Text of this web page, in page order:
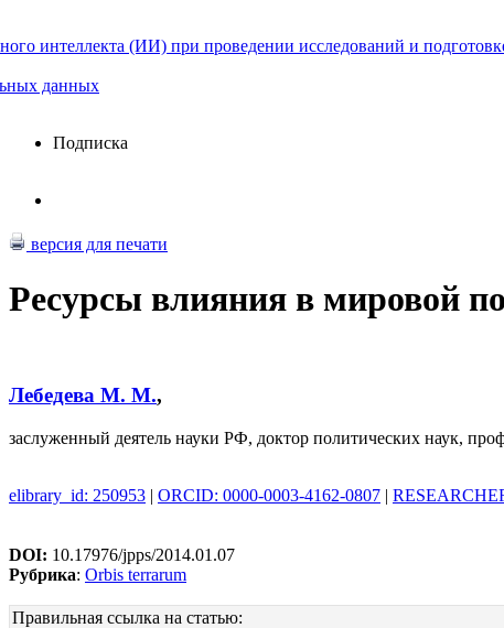
интеллекта (ИИ) при проведении исследований и
данных
Подписка
версия для печати
Ресурсы влияния в мировой
Лебедева М. М.,
заслуженный деятель науки РФ, доктор политических наук,
elibrary_id: 250953 | ORCID: 0000-0003-4162-0807 |
DOI: 10.17976/jpps/2014.01.07
Рубрика: Orbis terrarum
Правильная ссылка на статью: